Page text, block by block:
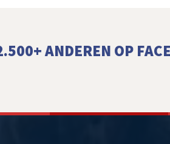
ANDEREN OP